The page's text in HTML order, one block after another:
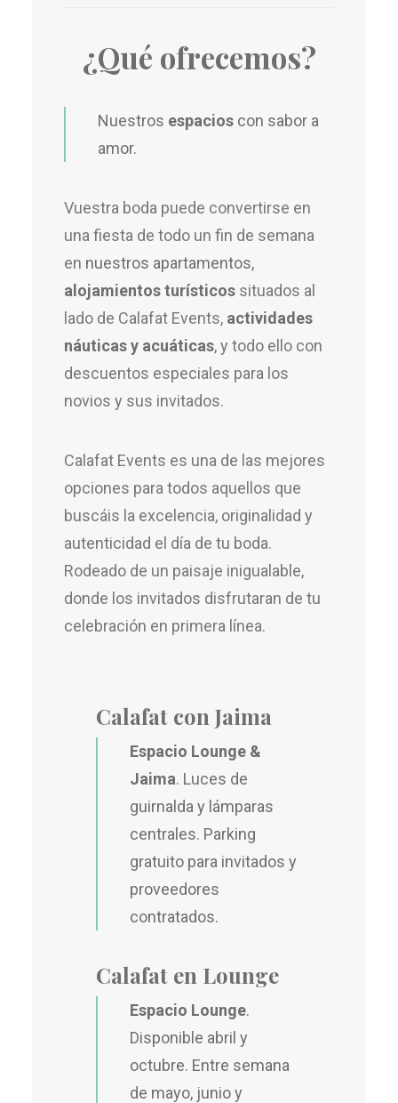
¿Qué ofrecemos?
Nuestros espacios con sabor a
amor.
Vuestra boda puede convertirse en
una fiesta de todo un fin de semana
en nuestros apartamentos,
alojamientos turísticos situados al
lado de Calafat Events, actividades
náuticas y acuáticas, y todo ello con
descuentos especiales para los
novios y sus invitados.
Calafat Events es una de las mejores
opciones para todos aquellos que
buscáis la excelencia, originalidad y
autenticidad el día de tu boda.
Rodeado de un paisaje inigualable,
donde los invitados disfrutaran de tu
celebración en primera línea.
Calafat con Jaima
Espacio Lounge &
Jaima. Luces de
guirnalda y lámparas
centrales. Parking
gratuito para invitados y
proveedores
contratados.
Calafat en Lounge
Espacio Lounge.
Disponible abril y
octubre. Entre semana
de mayo, junio y